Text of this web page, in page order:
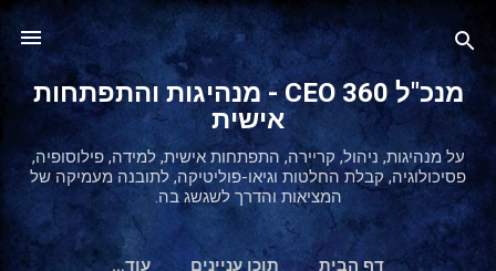
דילוג לתוכן הראשי
מנכ"ל 360 CEO - מנהיגות והתפתחות
אישית
על מנהיגות, ניהול, קריירה, התפתחות אישית, למידה, פילוסופיה,
פסיכולוגיה, קבלת החלטות וגיאו-פוליטיקה, לתובנה מעמיקה של
המציאות והדרך לשגשג בה.
דף הבית תוכן עניינים ‏עוד…